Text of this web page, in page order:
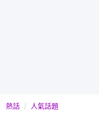
熱話 人氣話題